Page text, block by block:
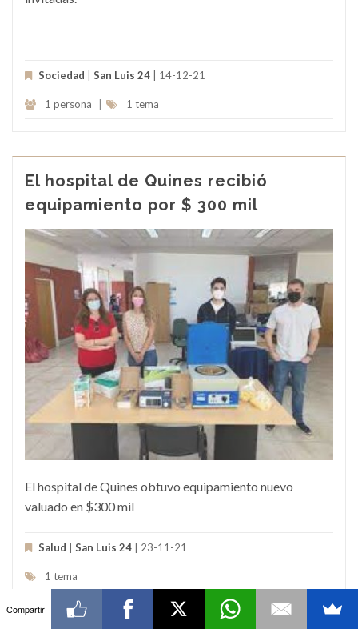
Sociedad | San Luis 24 | 14-12-21
1 persona | 1 tema
El hospital de Quines recibió
equipamiento por $ 300 mil
El hospital de Quines obtuvo equipamiento nuevo
valuado en $300 mil
Salud | San Luis 24 | 23-11-21
1 tema
Compartir